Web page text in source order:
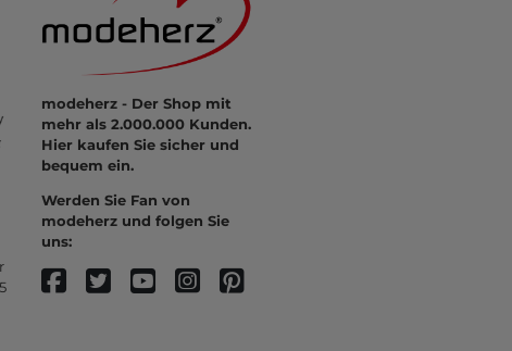
modeherz - Der Shop mit
mehr als 2.000.000 Kunden.
Hier kaufen Sie sicher und
bequem ein.
Werden Sie Fan von
modeherz und folgen Sie
uns: